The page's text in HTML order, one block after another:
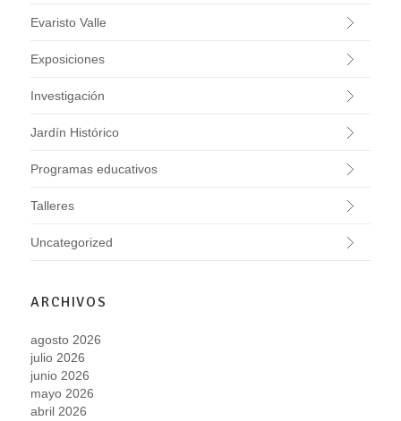
Evaristo Valle
Exposiciones
Investigación
Jardín Histórico
Programas educativos
Talleres
Uncategorized
ARCHIVOS
agosto 2026
julio 2026
junio 2026
mayo 2026
abril 2026